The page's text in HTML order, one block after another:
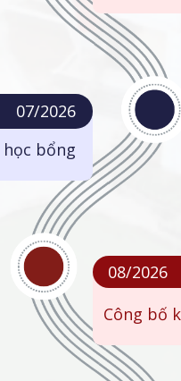
07/2026
bổng
08/2026
Công bố